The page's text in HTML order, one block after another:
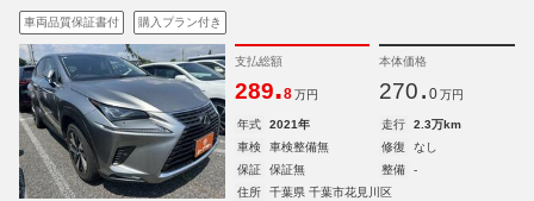
車両品質保証書付 購入プラン付き
支払総額
289.8 万円
本体価格
270. 0 万円
年式 2021年 走行
2.3万km
車検
車検整備無 修復
なし
保証
保証無 整備
-
住所
千葉県 千葉市花見川区